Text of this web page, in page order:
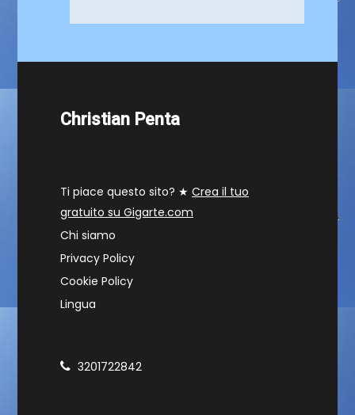
Christian Penta
Ti piace questo sito? ★ Crea il tuo
gratuito su Gigarte.com
Chi siamo
Privacy Policy
Cookie Policy
Lingua
3201722842